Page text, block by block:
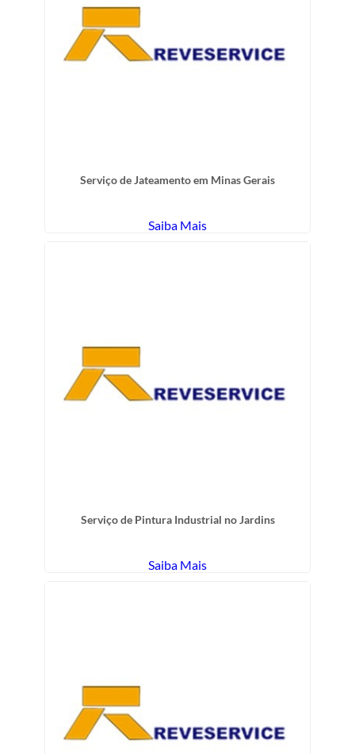
Serviço de Jateamento em Minas Gerais
Saiba Mais
Serviço de Pintura Industrial no Jardins
Saiba Mais